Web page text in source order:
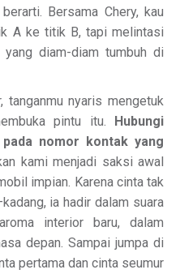
Bersama Chery, kau
A ke titik B, tapi melintasi
diam-diam tumbuh di
nyaris mengetuk
pintu itu. Hubungi
nomor kontak yang
kami menjadi saksi awal
impian. Karena cinta tak
ia hadir dalam suara
interior baru, dalam
depan. Sampai jumpa di
pertama dan cinta seumur